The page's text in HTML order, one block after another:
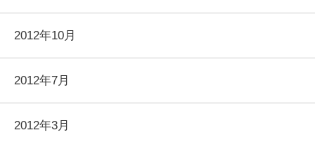
2012年10月
2012年7月
2012年3月